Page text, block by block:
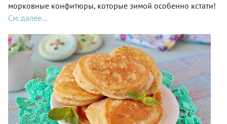
морковные конфитюры, которые зимой особенно кстати!
См. далее...